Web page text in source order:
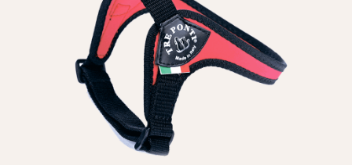
БЛОГ
Оплата і доставка
Програма лояльності
Про Нас
Оптовим клієнтам
Контакти